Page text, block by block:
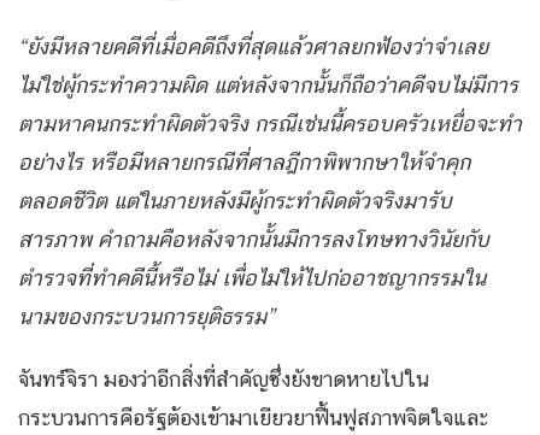
“ยังมีหลายคดีที่เมื่อคดีถึงที่สุดแล้วศาลยกฟ้องว่าจำเลย
ไม่ใช่ผู้กระทำความผิด แต่หลังจากนั้นก็ถือว่าคดีจบไม่มีการ
ตามหาคนกระทำผิดตัวจริง กรณีเช่นนี้ครอบครัวเหยื่อจะทำ
อย่างไร หรือมีหลายกรณีที่ศาลฎีกาพิพากษาให้จำคุก
ตลอดชีวิต แต่ในภายหลังมีผู้กระทำผิดตัวจริงมารับ
สารภาพ คำถามคือหลังจากนั้นมีการลงโทษทางวินัยกับ
ตำรวจที่ทำคดีนี้หรือไม่ เพื่อไม่ให้ไปก่ออาชญากรรมใน
นามของกระบวนการยุติธรรม”
จันทร์จิรา มองว่าอีกสิ่งที่สำคัญซึ่งยังขาดหายไปใน
กระบวนการคือรัฐต้องเข้ามาเยียวยาฟื้นฟูสภาพจิตใจและ